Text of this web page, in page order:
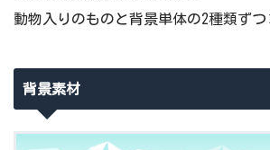
動物入りのものと背景単体の2種類ず
背景素材